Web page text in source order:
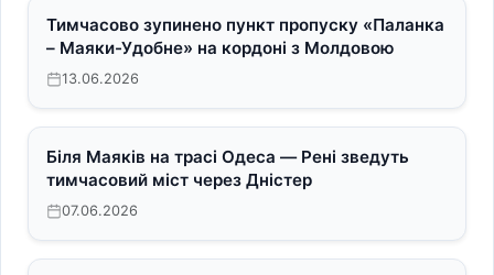
Тимчасово зупинено пункт пропуску «Паланка
– Маяки-Удобне» на кордоні з Молдовою
13.06.2026
Біля Маяків на трасі Одеса — Рені зведуть
тимчасовий міст через Дністер
07.06.2026